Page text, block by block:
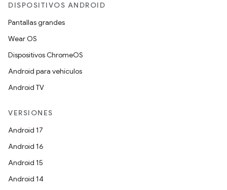
DISPOSITIVOS ANDROID
Pantallas grandes
Wear OS
Dispositivos ChromeOS
Android para vehículos
Android TV
VERSIONES
Android 17
Android 16
Android 15
Android 14